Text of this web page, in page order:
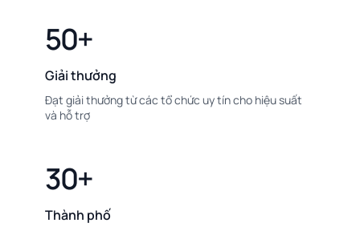
50+
Giải thưởng
Đạt giải thưởng từ các tổ chức uy tín cho hiệu suất
và hỗ trợ
30+
Thành phố